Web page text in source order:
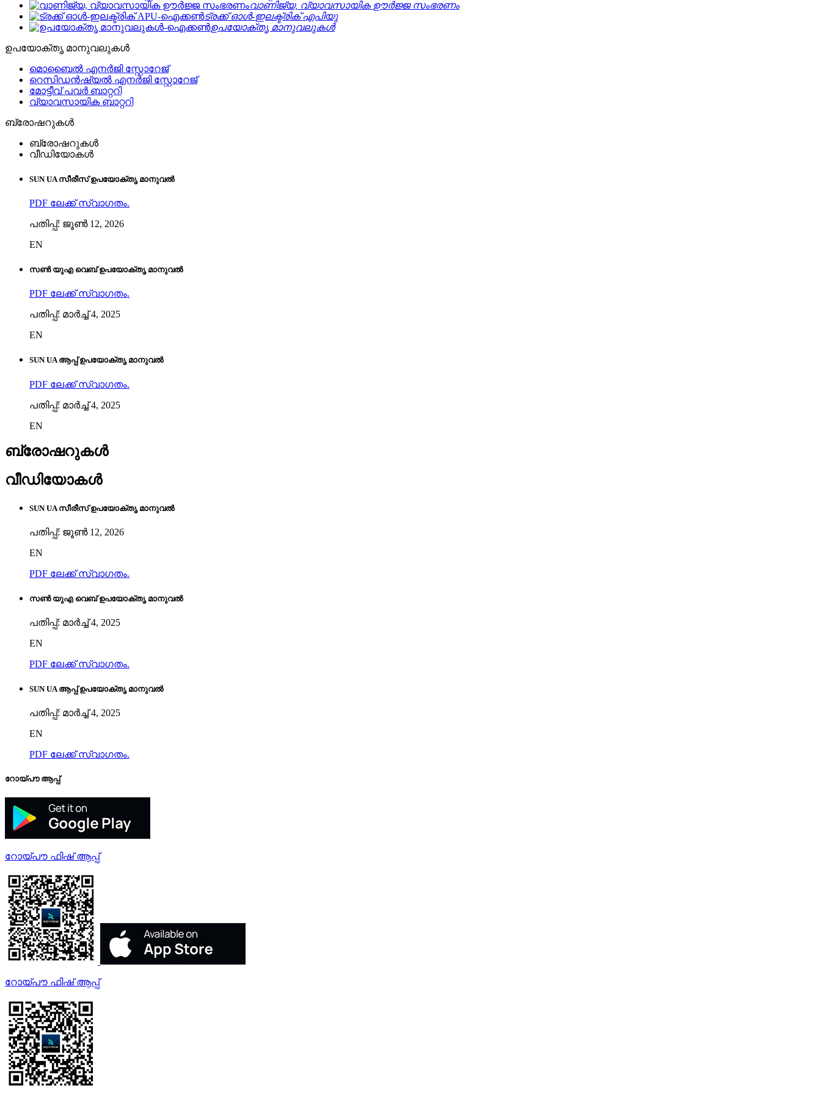
വാണിജ്യ, വ്യാവസായിക ഊർജ്ജ സംഭരണം
ട്രക്ക് ഓൾ-ഇലക്ട്രിക് എപിയു
ഉപയോക്തൃ മാനുവലുകൾ
ഉപയോക്തൃ മാനുവലുകൾ
മൊബൈൽ എനർജി സ്റ്റോറേജ്
റെസിഡൻഷ്യൽ എനർജി സ്റ്റോറേജ്
മോട്ടീവ് പവർ ബാറ്ററി
വ്യാവസായിക ബാറ്ററി
ബ്രോഷറുകൾ
ബ്രോഷറുകൾ
വീഡിയോകൾ
SUN UA സീരീസ് ഉപയോക്തൃ മാനുവൽ
PDF ലേക്ക് സ്വാഗതം.
പതിപ്പ്: ജൂൺ 12, 2026
EN
സൺ യുഎ വെബ് ഉപയോക്തൃ മാനുവൽ
PDF ലേക്ക് സ്വാഗതം.
പതിപ്പ്: മാർച്ച് 4, 2025
EN
SUN UA ആപ്പ് ഉപയോക്തൃ മാനുവൽ
PDF ലേക്ക് സ്വാഗതം.
പതിപ്പ്: മാർച്ച് 4, 2025
EN
ബ്രോഷറുകൾ
വീഡിയോകൾ
SUN UA സീരീസ് ഉപയോക്തൃ മാനുവൽ
പതിപ്പ്: ജൂൺ 12, 2026
EN
PDF ലേക്ക് സ്വാഗതം.
സൺ യുഎ വെബ് ഉപയോക്തൃ മാനുവൽ
പതിപ്പ്: മാർച്ച് 4, 2025
EN
PDF ലേക്ക് സ്വാഗതം.
SUN UA ആപ്പ് ഉപയോക്തൃ മാനുവൽ
പതിപ്പ്: മാർച്ച് 4, 2025
EN
PDF ലേക്ക് സ്വാഗതം.
റോയ്‌പൗ ആപ്പ്
റോയ്‌പൗ ഫിഷ് ആപ്പ്
റോയ്‌പൗ ഫിഷ് ആപ്പ്